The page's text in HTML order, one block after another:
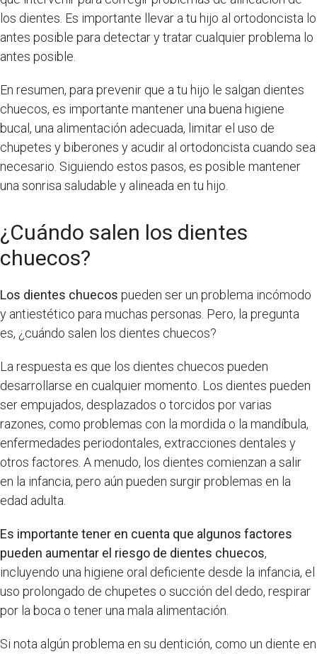
los dientes. Es importante llevar a tu hijo al ortodoncista lo
antes posible para detectar y tratar cualquier problema lo
antes posible.
En resumen, para prevenir que a tu hijo le salgan dientes
chuecos, es importante mantener una buena higiene
bucal, una alimentación adecuada, limitar el uso de
chupetes y biberones y acudir al ortodoncista cuando sea
necesario. Siguiendo estos pasos, es posible mantener
una sonrisa saludable y alineada en tu hijo.
¿Cuándo salen los dientes
chuecos?
Los dientes chuecos pueden ser un problema incómodo
y antiestético para muchas personas. Pero, la pregunta
es, ¿cuándo salen los dientes chuecos?
La respuesta es que los dientes chuecos pueden
desarrollarse en cualquier momento. Los dientes pueden
ser empujados, desplazados o torcidos por varias
razones, como problemas con la mordida o la mandíbula,
enfermedades periodontales, extracciones dentales y
otros factores. A menudo, los dientes comienzan a salir
en la infancia, pero aún pueden surgir problemas en la
edad adulta.
Es importante tener en cuenta que algunos factores
pueden aumentar el riesgo de dientes chuecos,
incluyendo una higiene oral deficiente desde la infancia, el
uso prolongado de chupetes o succión del dedo, respirar
por la boca o tener una mala alimentación.
Si nota algún problema en su dentición, como un diente en